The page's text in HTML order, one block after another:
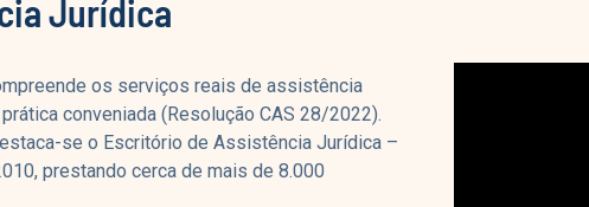
Jurídica
os serviços reais de assistência
conveniada (Resolução CAS 28/2022).
se o Escritório de Assistência Jurídica –
prestando cerca de mais de 8.000